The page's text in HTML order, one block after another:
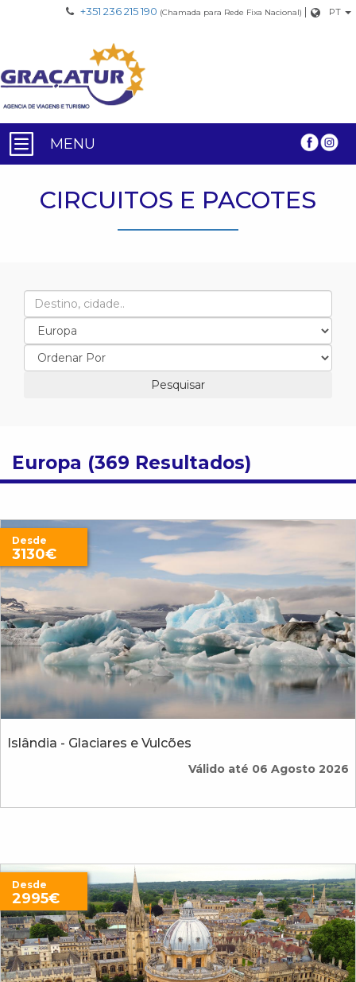
+351 236 215 190 (Chamada para Rede Fixa Nacional) | PT
MENU
CIRCUITOS E PACOTES
Europa (369 Resultados)
Islândia - Glaciares e Vulcões
Desde
3130€
Válido até 06 Agosto 2026
Desde
2995€